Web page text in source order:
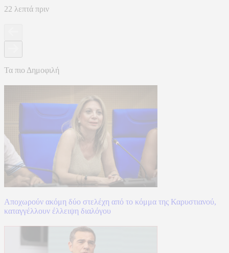
22 λεπτά πριν
Τα πιο Δημοφιλή
Αποχωρούν ακόμη δύο στελέχη από το κόμμα της Καρυστιανού,
καταγγέλλουν έλλειψη διαλόγου